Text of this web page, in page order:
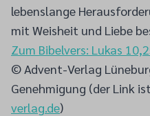
lebenslange
mit Weisheit und Liebe
Zum Bibelvers: Lukas
© Advent-Verlag
Genehmigung (der Link
verlag.de)